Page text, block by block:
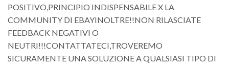
POSITIVO,PRINCIPIO INDISPENSABILE X LA
COMMUNITY DI EBAYINOLTRE!!NON RILASCIATE
FEEDBACK NEGATIVI O
NEUTRI!!!CONTATTATECI,TROVEREMO
SICURAMENTE UNA SOLUZIONE A QUALSIASI TIPO DI